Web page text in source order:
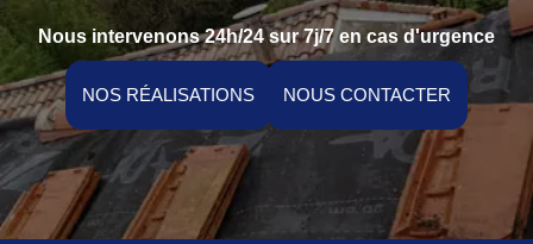
Nous intervenons 24h/24 sur 7j/7 en cas d'urgence
NOS RÉALISATIONS NOUS CONTACTER